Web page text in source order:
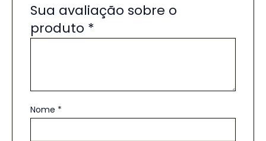
Sua avaliação sobre o
produto *
Nome *